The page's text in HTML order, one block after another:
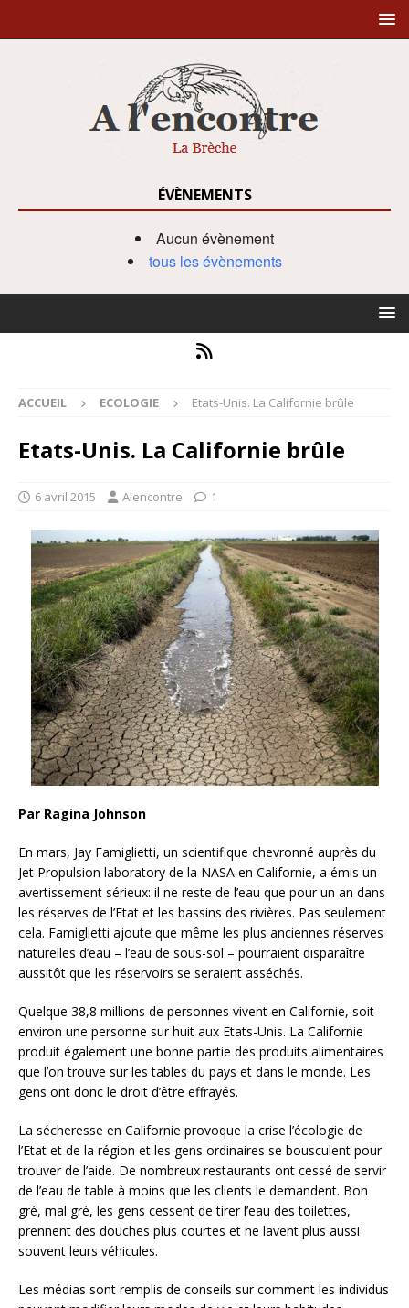
ÉVÈNEMENTS
Aucun évènement
tous les évènements
ACCUEIL ECOLOGIE Etats-Unis. La Californie brûle
Etats-Unis. La Californie brûle
6 avril 2015 Alencontre 1
Par Ragina Johnson
En mars, Jay Famiglietti, un scientifique chevronné auprès du
Jet Propulsion laboratory de la NASA en Californie, a émis un
avertissement sérieux: il ne reste de l’eau que pour un an dans
les réserves de l’Etat et les bassins des rivières. Pas seulement
cela. Famiglietti ajoute que même les plus anciennes réserves
naturelles d’eau – l’eau de sous-sol – pourraient disparaître
aussitôt que les réservoirs se seraient asséchés.
Quelque 38,8 millions de personnes vivent en Californie, soit
environ une personne sur huit aux Etats-Unis. La Californie
produit également une bonne partie des produits alimentaires
que l’on trouve sur les tables du pays et dans le monde. Les
gens ont donc le droit d’être effrayés.
La sécheresse en Californie provoque la crise l’écologie de
l’Etat et de la région et les gens ordinaires se bousculent pour
trouver de l’aide. De nombreux restaurants ont cessé de servir
de l’eau de table à moins que les clients le demandent. Bon
gré, mal gré, les gens cessent de tirer l’eau des toilettes,
prennent des douches plus courtes et ne lavent plus aussi
souvent leurs véhicules.
Les médias sont remplis de conseils sur comment les individus